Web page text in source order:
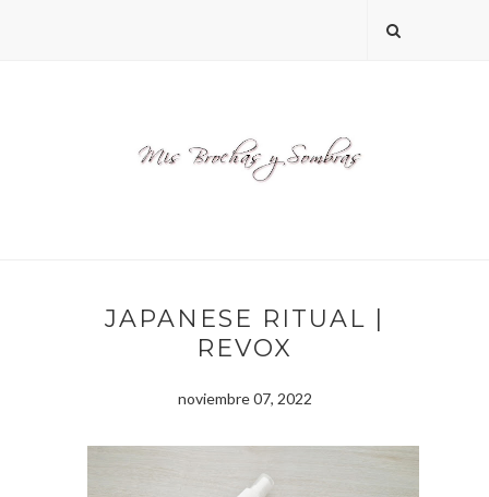
JAPANESE RITUAL |
REVOX
noviembre 07, 2022